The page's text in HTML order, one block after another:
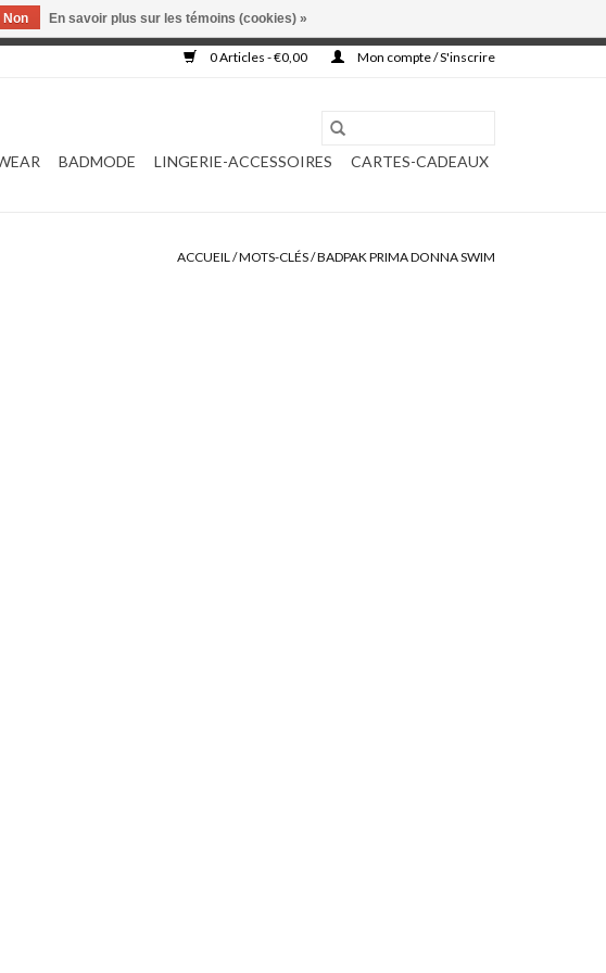
0 Articles - €0,00 Mon compte / S'inscrire
BADMODE LINGERIE-ACCESSOIRES CARTES-CADEAUX
ACCUEIL/MOTS-CLÉS/BADPAK PRIMA DONNA SWIM
Non En savoir plus sur les témoins (cookies) »
sera ni traitée, ni complétée.